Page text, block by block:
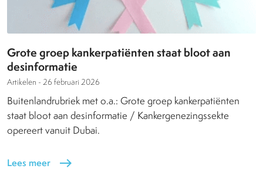
Grote groep kankerpatiënten staat bloot aan
desinformatie
Artikelen - 26 februari 2026
Buitenlandrubriek met o.a.: Grote groep kankerpatiënten
staat bloot aan desinformatie / Kankergenezingssekte
opereert vanuit Dubai.
Lees meer east